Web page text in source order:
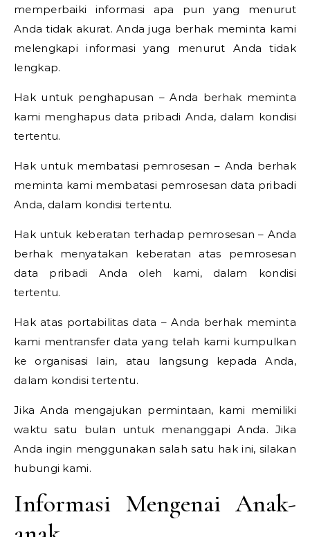
memperbaiki informasi apa pun yang menurut
Anda tidak akurat. Anda juga berhak meminta kami
melengkapi informasi yang menurut Anda tidak
lengkap.
Hak untuk penghapusan – Anda berhak meminta
kami menghapus data pribadi Anda, dalam kondisi
tertentu.
Hak untuk membatasi pemrosesan – Anda berhak
meminta kami membatasi pemrosesan data pribadi
Anda, dalam kondisi tertentu.
Hak untuk keberatan terhadap pemrosesan – Anda
berhak menyatakan keberatan atas pemrosesan
data pribadi Anda oleh kami, dalam kondisi
tertentu.
Hak atas portabilitas data – Anda berhak meminta
kami mentransfer data yang telah kami kumpulkan
ke organisasi lain, atau langsung kepada Anda,
dalam kondisi tertentu.
Jika Anda mengajukan permintaan, kami memiliki
waktu satu bulan untuk menanggapi Anda. Jika
Anda ingin menggunakan salah satu hak ini, silakan
hubungi kami.
Informasi Mengenai Anak-